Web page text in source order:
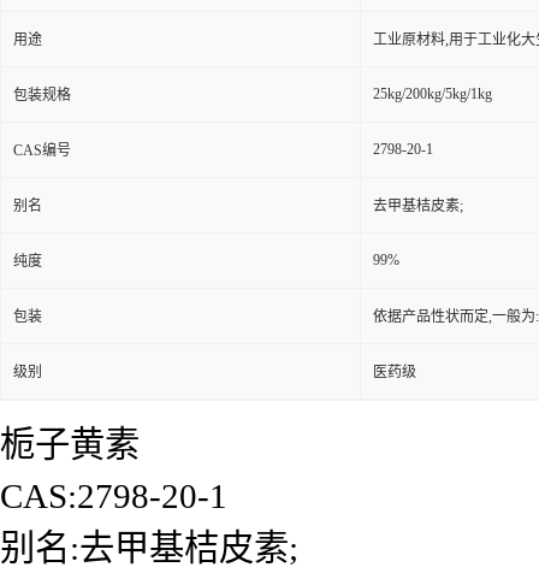
用途 工业原材料,用于工业化大
包装规格 25kg/200kg/5kg/1kg
CAS编号 2798-20-1
别名 去甲基桔皮素;
纯度 99%
包装 依据产品性状而定,一般
级别 医药级
栀子黄素
CAS:2798-20-1
别名:去甲基桔皮素;